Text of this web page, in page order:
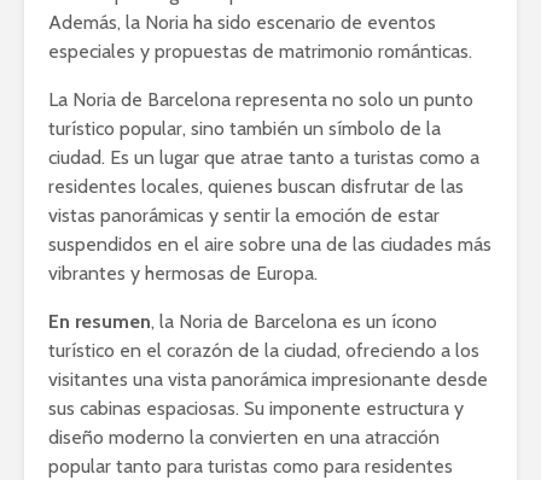
Además, la Noria ha sido escenario de eventos
especiales y propuestas de matrimonio románticas.
La Noria de Barcelona representa no solo un punto
turístico popular, sino también un símbolo de la
ciudad. Es un lugar que atrae tanto a turistas como a
residentes locales, quienes buscan disfrutar de las
vistas panorámicas y sentir la emoción de estar
suspendidos en el aire sobre una de las ciudades más
vibrantes y hermosas de Europa.
En resumen, la Noria de Barcelona es un ícono
turístico en el corazón de la ciudad, ofreciendo a los
visitantes una vista panorámica impresionante desde
sus cabinas espaciosas. Su imponente estructura y
diseño moderno la convierten en una atracción
popular tanto para turistas como para residentes